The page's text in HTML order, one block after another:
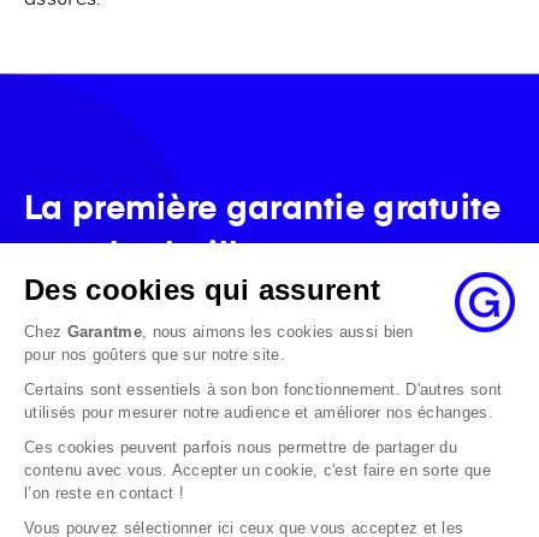
La première garantie gratuite
pour les bailleurs
EN SAVOIR PLUS
Des cookies qui assurent
Chez Garantme, nous aimons les cookies aussi bien
pour nos goûters que sur notre site.
Certains sont essentiels à son bon fonctionnement. D'autres sont
utilisés pour mesurer notre audience et améliorer nos échanges.
Ces cookies peuvent parfois nous permettre de partager du
contenu avec vous. Accepter un cookie, c'est faire en sorte que
l’on reste en contact !
Vous pouvez sélectionner ici ceux que vous acceptez et les